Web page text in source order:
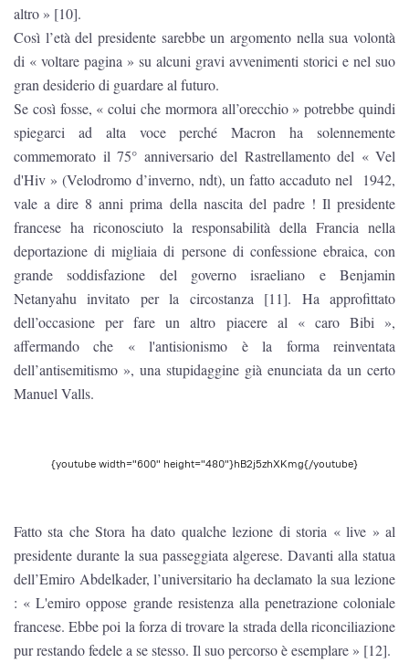
altro » [10].
Così l’età del presidente sarebbe un argomento nella sua volontà
di « voltare pagina » su alcuni gravi avvenimenti storici e nel suo
gran desiderio di guardare al futuro.
Se così fosse, « colui che mormora all’orecchio » potrebbe quindi
spiegarci ad alta voce perché Macron ha solennemente
commemorato il 75° anniversario del Rastrellamento del « Vel
d'Hiv » (Velodromo d’inverno, ndt), un fatto accaduto nel 1942,
vale a dire 8 anni prima della nascita del padre ! Il presidente
francese ha riconosciuto la responsabilità della Francia nella
deportazione di migliaia di persone di confessione ebraica, con
grande soddisfazione del governo israeliano e Benjamin
Netanyahu invitato per la circostanza [11]. Ha approfittato
dell’occasione per fare un altro piacere al « caro Bibi »,
affermando che « l'antisionismo è la forma reinventata
dell’antisemitismo », una stupidaggine già enunciata da un certo
Manuel Valls.
{youtube width="600" height="480"}hB2j5zhXKmg{/youtube}
Fatto sta che Stora ha dato qualche lezione di storia « live » al
presidente durante la sua passeggiata algerese. Davanti alla statua
dell’Emiro Abdelkader, l’universitario ha declamato la sua lezione
: « L'emiro oppose grande resistenza alla penetrazione coloniale
francese. Ebbe poi la forza di trovare la strada della riconciliazione
pur restando fedele a se stesso. Il suo percorso è esemplare » [12].